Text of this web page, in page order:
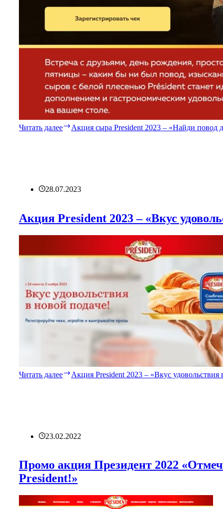
Читать далее Акция сыра President 2023 – «Найди повод
28.07.2023
Акция President 2023 – «Вкус
Читать далее Акция President 2023 – «Вкус удовольствия
23.02.2022
Промо акция Президент 2022
President!»